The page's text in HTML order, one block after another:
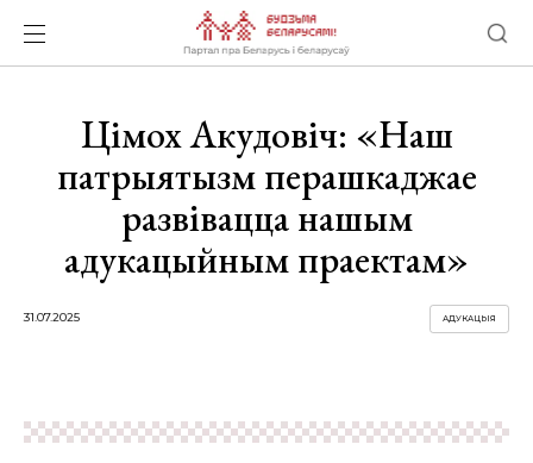
Цімох Акудовіч: «Наш
патрыятызм перашкаджае
развівацца нашым
адукацыйным праектам»
31.07.2025 АДУКАЦЫЯ